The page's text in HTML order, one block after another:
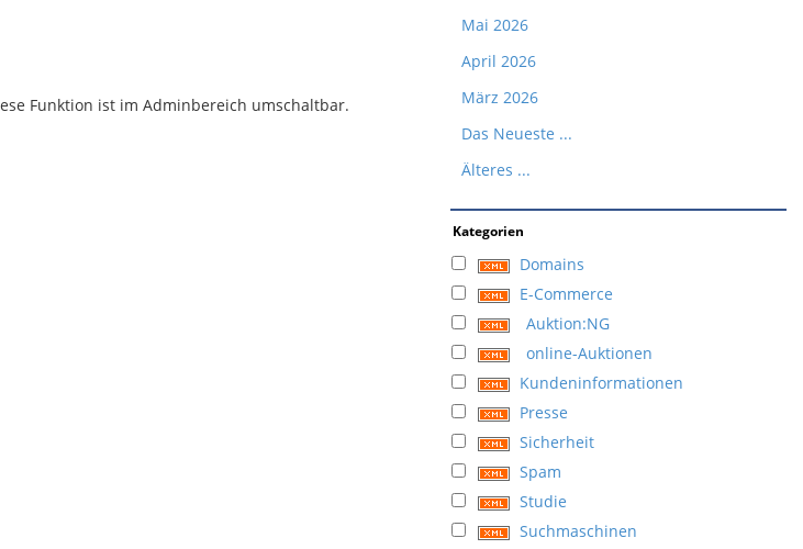
Funktion ist im Adminbereich umschaltbar.
Mai 2026
April 2026
März 2026
Das Neueste ...
Älteres ...
Kategorien
Domains
E-Commerce
Auktion:NG
online-Auktionen
Kundeninformationen
Presse
Sicherheit
Spam
Studie
Suchmaschinen